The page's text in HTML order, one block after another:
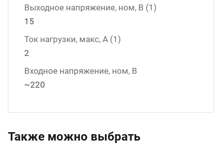
Выходное напряжение, ном, В (1)
15
Ток нагрузки, макс, А (1)
2
Входное напряжение, ном, В
~220
Также можно выбрать